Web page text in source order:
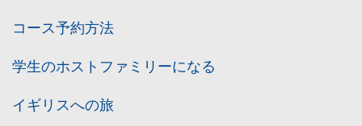
コース予約方法
学生のホストファミリーになる
イギリスへの旅